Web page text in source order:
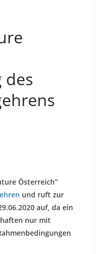
des
Österreich”
und ruft zur
auf, da ein
nur mit